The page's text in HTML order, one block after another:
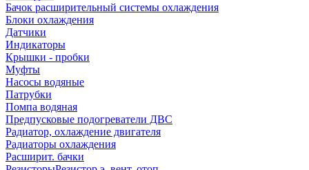
Бачок расширительный системы охлаждения
Блоки охлаждения
Датчики
Индикаторы
Крышки - пробки
Муфты
Насосы водяные
Патрубки
Помпа водяная
Предпусковые подогреватели ДВС
Радиатор, охлаждение двигателя
Радиаторы охлаждения
Расширит. бачки